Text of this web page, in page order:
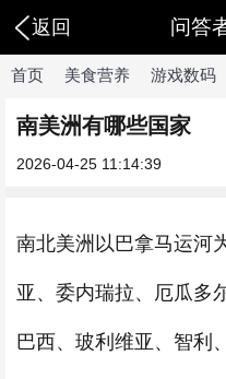
返回 问答
首页 美食营养 游戏数码
南美洲有哪些国家
2026-04-25 11:14:39
南北美洲以巴拿马运河
亚、委内瑞拉、厄瓜多
巴西、玻利维亚、智利